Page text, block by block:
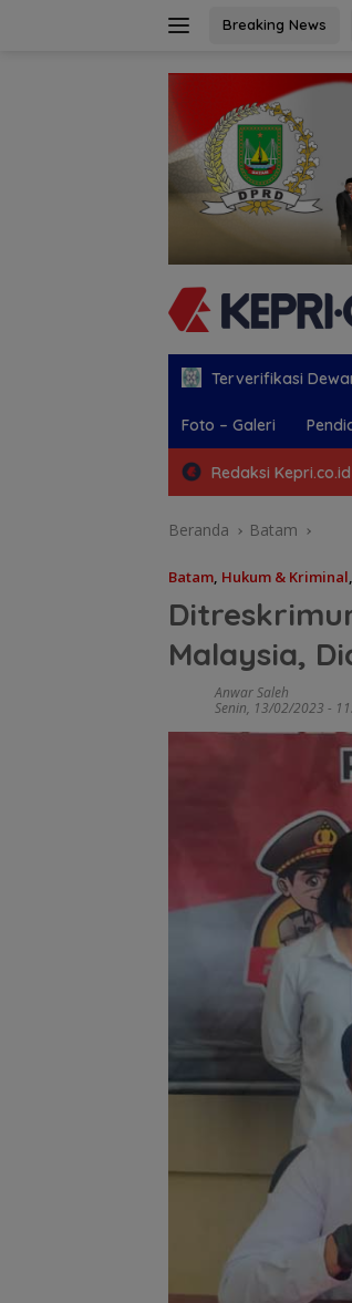
Breaking News
Terverifikasi
Foto – Galeri
Redaksi Kepri.co.id
Beranda Batam
Batam, Hukum & Kriminal,
Malaysia,
Anwar Saleh
Senin, 13/02/2023 -
Jaksa Masuk Sekolah,
Kejari Anambas
Tanamkan Kesadaran
Hukum Sejak Dini di